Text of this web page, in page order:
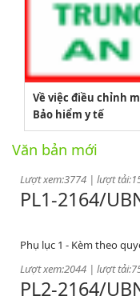
Về việc điều chỉnh
Bảo hiểm y tế
Văn bản mới
2164/
Quyết định phê duyệt
Lượt xem:3774 | lượt
PL1-2164/
Lượt xem:2044 | lượt
PL2-2164/